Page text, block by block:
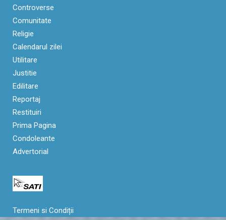
Controverse
Comunitate
Religie
Calendarul zilei
Utilitare
Justitie
Edilitare
Reportaj
Restituiri
Prima Pagina
Condoleante
Advertorial
Termeni si Condiții